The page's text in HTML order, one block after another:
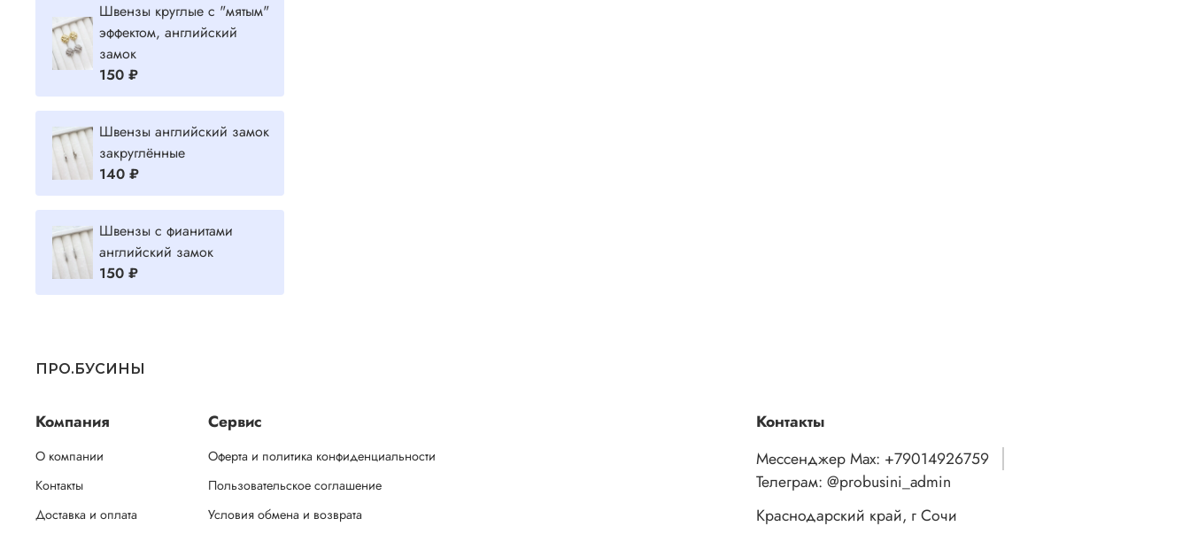
Швензы круглые с "мятым"
эффектом, английский
замок
150 ₽
Швензы английский замок
закруглённые
140 ₽
Швензы с фианитами
английский замок
150 ₽
ПРО.БУСИНЫ
Компания
О компании
Контакты
Доставка и оплата
Сервис
Оферта и политика конфиденциальности
Пользовательское соглашение
Условия обмена и возврата
Контакты
Мессенджер Max: +79014926759
Телеграм: @probusini_admin
Краснодарский край, г Сочи